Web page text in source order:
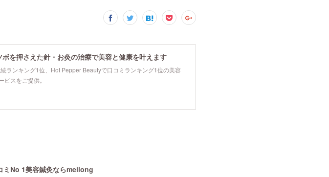
を押さえた針・お灸の治療で美容と健康を叶えます
ランキング1位、Hot Pepper Beautyで口コミランキング1位の美容
スをご提供。
ミNo 1美容鍼灸ならmeilong